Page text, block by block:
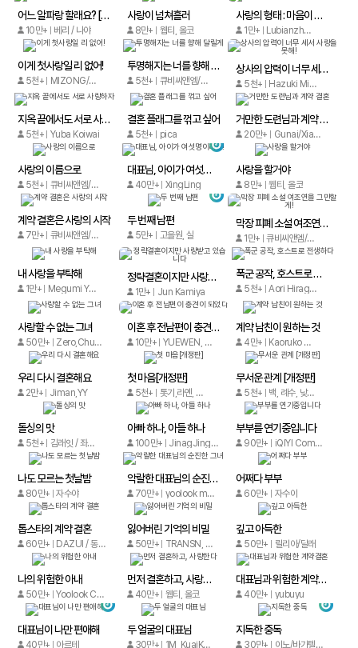
어느 알파랑 할래요? [개정판]
10만+ 베리 / 나야
사랑이 넘쳐흘러
8만+ 웹티, 올코
사랑의 형태 : 마음이 향하는 곳
1만+ Lubianzhangsan
이게 첫사랑일 리 없어!
5천+ MIZONG/MINDZAP
투명해지는 너를 향해 달릴게
5천+ 큐비씨앤엠/iQIYI comics
상사의 압력이 너무 세서 사랑을 못해!
5천+ Hazuki Minamino
지옥 끝에서도 서로 사랑하자
5천+ Yuba Koiwai
결혼 플래그를 꺾고 싶어
5천+ pica
거만한 도련님과 계약 결혼
20만+ Gunai/Xiangwang+HM heros
사랑의 이름으로
5천+ 큐비씨앤엠/Xiaomingtaiji
대표님, 아이가 여섯명이래요!
40만+ XingLing
사랑을 할거야
8만+ 웹티, 올코
계약 결혼은 사랑의 시작
7만+ 큐비씨앤엠/MAN SHEN CO-CREATION
두 번째 남편
5만+ 고을원, 실
막장 피폐 소설 여조연을 그만할게!
1만+ 큐비씨앤엠/MAN SHEN CO-CREATION
내 사랑을 부탁해
1만+ Megumi Yamaguchi
정략결혼이지만 사랑받고 있습니다
1만+ Jun Kamiya
폭군 공작, 호스트로 전생하다
5천+ Aori Hiragi, Toesaku, Rieko Mita
사랑할 수 없는 그녀
50만+ Zero,Chunfeng studio/kkworld
이혼 후 전남편이 충견이 되었다
10만+ YUEWEN, YUEGUANBAISHAO
계약 남친이 원하는 것
4만+ Kaoruko Miyama, Ruko Miyama
우리 다시 결혼해요
2만+ Jiman,YY
첫 마음[개정판]
5천+ 톳기,라옌, 메타툰
무서운 관계 [개정판]
5천+ 백, 례수, 낮하늘, 마루 더 레드
돌싱의 맛
5천+ 김래잇 / 좌청룡
아빠 하나, 아들 하나
100만+ JinagJingHaiQi / 공자여설
부부를 연기중입니다
90만+ iQIYI Comics
나도 모르는 첫날밤
80만+ 자수야
악랄한 대표님의 순진한 그녀
70만+ yoolook media
어쩌다 부부
60만+ 자수야
톱스타의 계약 결혼
60만+ DAZUI / 동청cutie
잃어버린 기억의 비밀
50만+ TRANSN, MiFenPink
깊고 아득한
50만+ 릴리아/달래
나의 위험한 아내
50만+ Yoolook Culture Media
먼저 결혼하고, 사랑한다
40만+ 웹티, 올코
대표님과 위험한 계약결혼
40만+ yubuyu
대표님이 나만 편애해
40만+ 아르테
두 얼굴의 대표님
30만+ 1M, KuaiKan, YY
지독한 중독
30만+ 이노/바가텔/EYE/황한영